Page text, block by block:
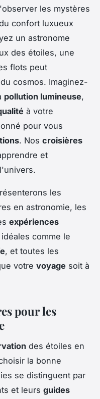
les mystères
confort luxueux
un astronome
des étoiles, une
flots peut
cosmos. Imaginez-
pollution lumineuse,
à votre
pour vous
. Nos croisières
et
les
en astronomie, les
expériences
comme le
, et toutes les
votre voyage soit à
pour les
des étoiles en
la bonne
se distinguent par
et leurs guides